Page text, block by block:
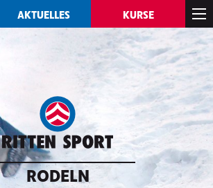
AKTUELLES KURSE
RODELN